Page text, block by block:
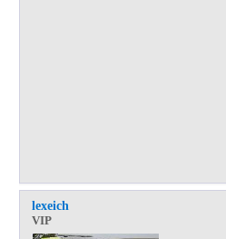
lexeich
VIP